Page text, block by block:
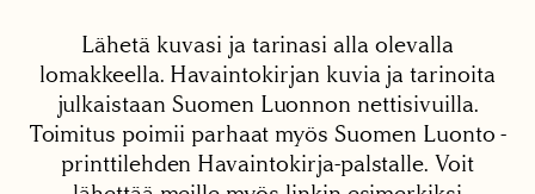
Lähetä kuvasi ja tarinasi alla olevalla
lomakkeella. Havaintokirjan kuvia ja tarinoita
julkaistaan Suomen Luonnon nettisivuilla.
Toimitus poimii parhaat myös Suomen Luonto -
printtilehden Havaintokirja-palstalle. Voit